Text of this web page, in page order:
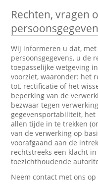
Rechten, vragen
Wij informeren u dat,
persoonsgegevens, u de
toepasselijke wetgeving
voorziet, waaronder: het
tot, rectificatie of het
beperking van de
bezwaar tegen
gegevensportabiliteit,
allen tijde in te trekken
van de verwerking op
voorafgaand aan de
rechtstreeks een klacht
toezichthoudende
Neem contact met ons